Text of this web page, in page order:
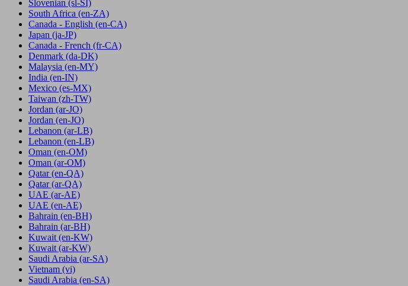
Slovenian (sl-SI)
South Africa (en-ZA)
Canada - English (en-CA)
Japan (ja-JP)
Canada - French (fr-CA)
Denmark (da-DK)
Malaysia (en-MY)
India (en-IN)
Mexico (es-MX)
Taiwan (zh-TW)
Jordan (ar-JO)
Jordan (en-JO)
Lebanon (ar-LB)
Lebanon (en-LB)
Oman (en-OM)
Oman (ar-OM)
Qatar (en-QA)
Qatar (ar-QA)
UAE (ar-AE)
UAE (en-AE)
Bahrain (en-BH)
Bahrain (ar-BH)
Kuwait (en-KW)
Kuwait (ar-KW)
Saudi Arabia (ar-SA)
Vietnam (vi)
Saudi Arabia (en-SA)